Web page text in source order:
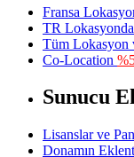
Fransa
TR Lokasyonda
Tüm Lokasyon
Co-Location
Sunucu
Lisanslar ve
Donamın